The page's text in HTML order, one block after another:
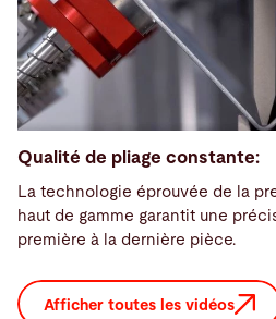
Qualité de pliage constante:
La technologie éprouvée de la
haut de gamme garantit une
première à la dernière pièce.
Afficher toutes les vidéos